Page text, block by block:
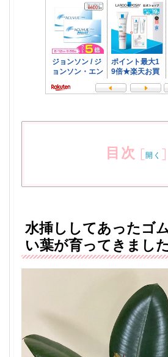
目次 [開く ]
水挿ししてあったゴ
い葉が育ってきました